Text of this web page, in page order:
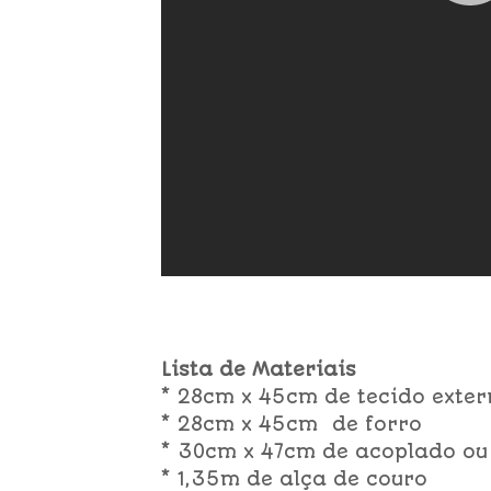
Lista de Materiais
* 28cm x 45cm de tecido
* 28cm x 45cm de forro
* 30cm x 47cm de acoplado ou
* 1,35m de alça de couro